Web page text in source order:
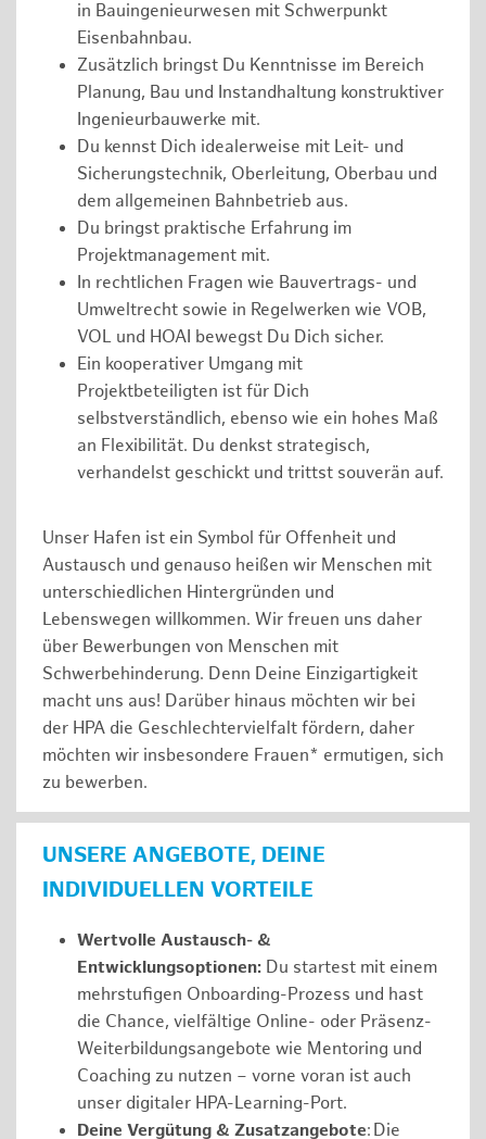
in Bauingenieurwesen mit Schwerpunkt
Eisenbahnbau.
Zusätzlich bringst Du Kenntnisse im Bereich
Planung, Bau und Instandhaltung konstruktiver
Ingenieurbauwerke mit.
Du kennst Dich idealerweise mit Leit- und
Sicherungstechnik, Oberleitung, Oberbau und
dem allgemeinen Bahnbetrieb aus.
Du bringst praktische Erfahrung im
Projektmanagement mit.
In rechtlichen Fragen wie Bauvertrags- und
Umweltrecht sowie in Regelwerken wie VOB,
VOL und HOAI bewegst Du Dich sicher.
Ein kooperativer Umgang mit
Projektbeteiligten ist für Dich
selbstverständlich, ebenso wie ein hohes Maß
an Flexibilität. Du denkst strategisch,
verhandelst geschickt und trittst souverän auf.
Unser Hafen ist ein Symbol für Offenheit und
Austausch und genauso heißen wir Menschen mit
unterschiedlichen Hintergründen und
Lebenswegen willkommen. Wir freuen uns daher
über Bewerbungen von Menschen mit
Schwerbehinderung. Denn Deine Einzigartigkeit
macht uns aus! Darüber hinaus möchten wir bei
der HPA die Geschlechtervielfalt fördern, daher
möchten wir insbesondere Frauen* ermutigen, sich
zu bewerben.
UNSERE ANGEBOTE, DEINE
INDIVIDUELLEN VORTEILE
Wertvolle Austausch- &
Entwicklungsoptionen: Du startest mit einem
mehrstufigen Onboarding-Prozess und hast
die Chance, vielfältige Online- oder Präsenz-
Weiterbildungsangebote wie Mentoring und
Coaching zu nutzen – vorne voran ist auch
unser digitaler HPA-Learning-Port.
Deine Vergütung & Zusatzangebote: Die